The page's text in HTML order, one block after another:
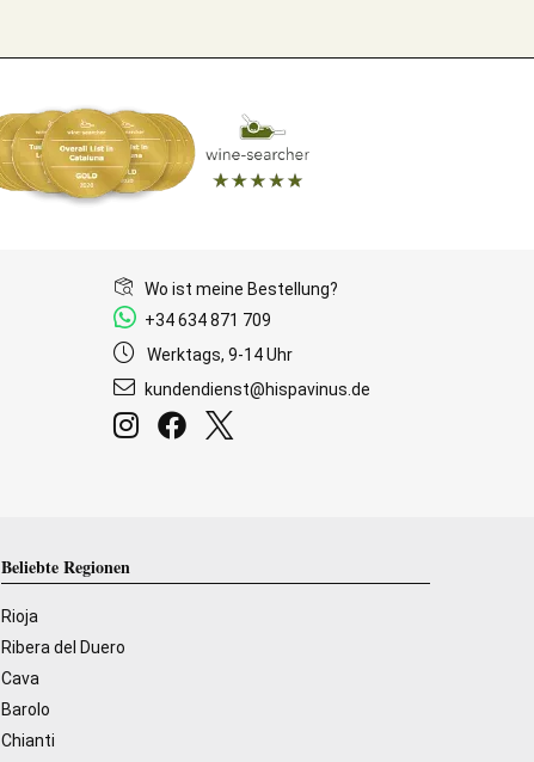
Wo ist meine Bestellung?
+34 634 871 709
Werktags, 9-14 Uhr
kundendienst@hispavinus.de
Beliebte Regionen
Rioja
Ribera del Duero
Cava
Barolo
Chianti